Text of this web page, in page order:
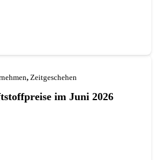
, Zeitgeschehen
im Juni 2026